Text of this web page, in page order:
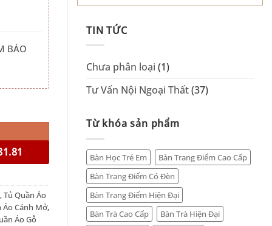
TIN TỨC
Chưa phân loại (1)
Tư Vấn Nội Ngoại Thất(37)
Từ khóa sản phẩm
Bàn Học Trẻ Em
Bàn Trang Điểm Cao Cấp
Bàn Trang Điểm Có Đèn
Bàn Trang Điểm Hiện Đại
Bàn Trà Cao Cấp
Bàn Trà Hiện Đại
BÁO
,Tủ Quần Áo
Áo Cánh Mở,
Áo Gỗ